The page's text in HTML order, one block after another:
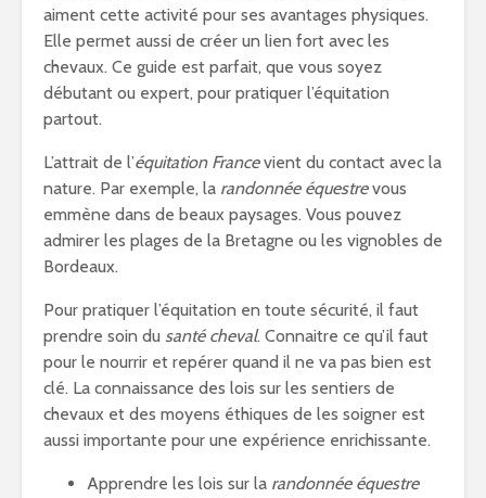
aiment cette activité pour ses avantages physiques.
Elle permet aussi de créer un lien fort avec les
chevaux. Ce guide est parfait, que vous soyez
débutant ou expert, pour pratiquer l’équitation
partout.
L’attrait de l’équitation Francevient du contact avec la
nature. Par exemple, la randonnée équestrevous
emmène dans de beaux paysages. Vous pouvez
admirer les plages de la Bretagne ou les vignobles de
Bordeaux.
Pour pratiquer l’équitation en toute sécurité, il faut
prendre soin du santé cheval. Connaitre ce qu’il faut
pour le nourrir et repérer quand il ne va pas bien est
clé. La connaissance des lois sur les sentiers de
chevaux et des moyens éthiques de les soigner est
aussi importante pour une expérience enrichissante.
Apprendre les lois sur la randonnée équestre